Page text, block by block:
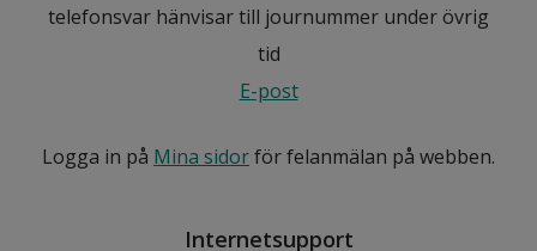
telefonsvar hänvisar till journummer under övrig
tid
E-post
Logga in på Mina sidorför felanmälan på webben.
Internetsupport